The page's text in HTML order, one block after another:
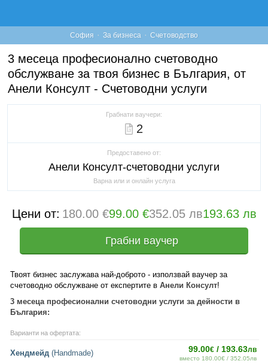
София · За бизнеса · Счетоводство
3 месеца професионално счетоводно
обслужване за твоя бизнес в България, от
Анели Консулт - Счетоводни услуги
Грабнати ваучери:
2
Предоставено от:
Анели Консулт-счетоводни услуги
Варна или и онлайн услуга
Цени от: 180.00 €99.00 €352.05 лв193.63 лв
Грабни ваучер
Твоят бизнес заслужава най-доброто - използвай ваучер за
счетоводно обслужване от експертите в Анели Консулт!
3 месеца професионални счетоводни услуги за дейности в
България:
Варианти на офертата:
Хендмейд (Handmade) 99.00€ / 193.63лв
вместо 180.00€ / 352.05лв